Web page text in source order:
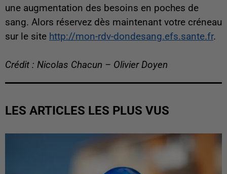
une augmentation des besoins en poches de
sang. Alors réservez dès maintenant votre créneau
sur le site http://mon-rdv-dondesang.efs.sante.fr.
Crédit : Nicolas Chacun – Olivier Doyen
LES ARTICLES LES PLUS VUS